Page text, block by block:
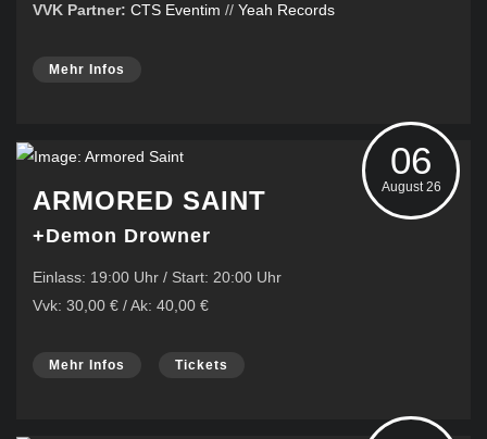
VVK Partner: CTS Eventim // Yeah Records
Mehr Infos
06
August 26
ARMORED SAINT
+Demon Drowner
Einlass: 19:00 Uhr / Start: 20:00 Uhr
Vvk: 30,00 € / Ak: 40,00 €
Mehr Infos Tickets